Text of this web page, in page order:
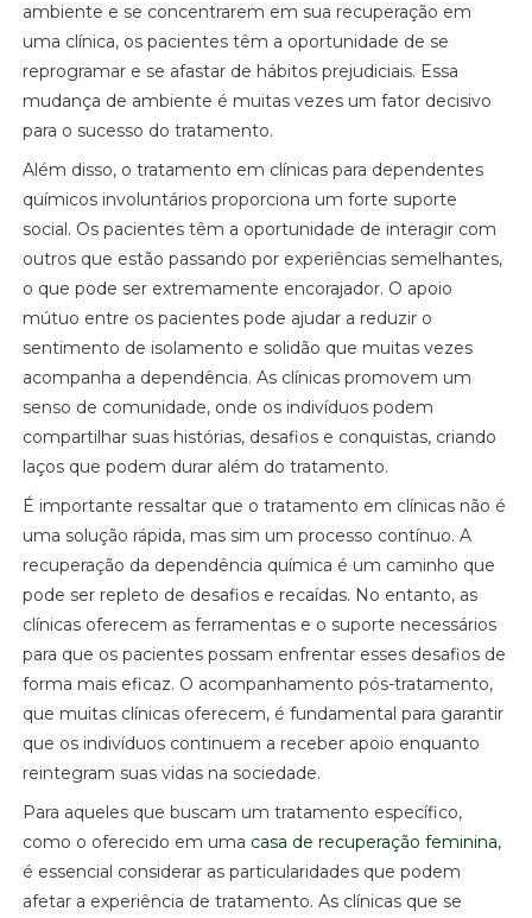
ambiente e se concentrarem em sua recuperação em
uma clínica, os pacientes têm a oportunidade de se
reprogramar e se afastar de hábitos prejudiciais. Essa
mudança de ambiente é muitas vezes um fator decisivo
para o sucesso do tratamento.
Além disso, o tratamento em clínicas para dependentes
químicos involuntários proporciona um forte suporte
social. Os pacientes têm a oportunidade de interagir com
outros que estão passando por experiências semelhantes,
o que pode ser extremamente encorajador. O apoio
mútuo entre os pacientes pode ajudar a reduzir o
sentimento de isolamento e solidão que muitas vezes
acompanha a dependência. As clínicas promovem um
senso de comunidade, onde os indivíduos podem
compartilhar suas histórias, desafios e conquistas, criando
laços que podem durar além do tratamento.
É importante ressaltar que o tratamento em clínicas não é
uma solução rápida, mas sim um processo contínuo. A
recuperação da dependência química é um caminho que
pode ser repleto de desafios e recaídas. No entanto, as
clínicas oferecem as ferramentas e o suporte necessários
para que os pacientes possam enfrentar esses desafios de
forma mais eficaz. O acompanhamento pós-tratamento,
que muitas clínicas oferecem, é fundamental para garantir
que os indivíduos continuem a receber apoio enquanto
reintegram suas vidas na sociedade.
Para aqueles que buscam um tratamento específico,
como o oferecido em uma casa de recuperação feminina,
é essencial considerar as particularidades que podem
afetar a experiência de tratamento. As clínicas que se